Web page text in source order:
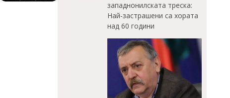
западнонилската треска:
Най-застрашени са хората
над 60 години